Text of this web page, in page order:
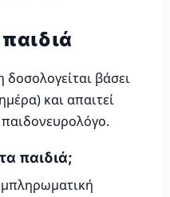
δοσολογείται βάσει
και απαιτεί
παιδιά;